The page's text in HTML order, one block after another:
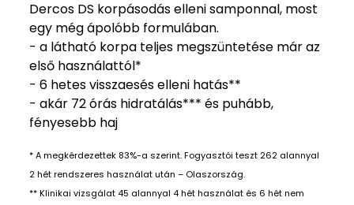
Dercos DS korpásodás elleni samponnal, most
egy még ápolóbb formulában.
- a látható korpa teljes megszüntetése már az
első használattól*
- 6 hetes visszaesés elleni hatás**
- akár 72 órás hidratálás*** és puhább,
fényesebb haj
* A megkérdezettek 83%-a szerint. Fogyasztói teszt 262 alannyal
2 hét rendszeres használat után – Olaszország.
** Klinikai vizsgálat 45 alannyal 4 hét használat és 6 hét nem